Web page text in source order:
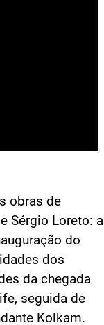
obras de
Sérgio Loreto: a
do
dos
da chegada
seguida de
Kolkam.